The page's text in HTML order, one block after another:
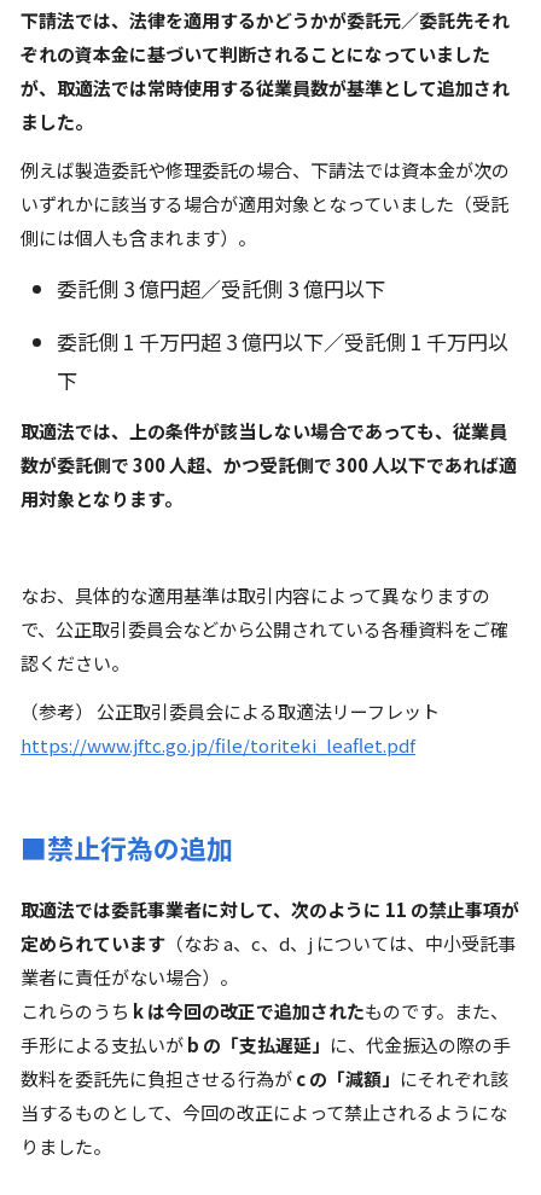
下請法では、法律を適用するかどうかが委託元／委託先それ
ぞれの資本金に基づいて判断されることになっていました
が、取適法では常時使用する従業員数が基準として追加され
ました。
例えば製造委託や修理委託の場合、下請法では資本金が次の
いずれかに該当する場合が適用対象となっていました（受託
側には個人も含まれます）。
委託側 3 億円超／受託側 3 億円以下
委託側 1 千万円超 3 億円以下／受託側 1 千万円以
下
取適法では、上の条件が該当しない場合であっても、従業員
数が委託側で 300 人超、かつ受託側で 300 人以下であれば適
用対象となります。
なお、具体的な適用基準は取引内容によって異なりますの
で、公正取引委員会などから公開されている各種資料をご確
認ください。
（参考） 公正取引委員会による取適法リーフレット
https://www.jftc.go.jp/file/toriteki_leaflet.pdf
■禁止行為の追加
取適法では委託事業者に対して、次のように 11 の禁止事項が
定められています （なお a、c、d、j については、中小受託事
業者に責任がない場合）。
これらのうち k は今回の改正で追加されたものです。また、
手形による支払いがb の「支払遅延」 に、代金振込の際の手
数料を委託先に負担させる行為がc の「減額」 にそれぞれ該
当するものとして、今回の改正によって禁止されるようにな
りました。